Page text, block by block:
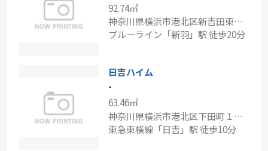
53.60㎡
神奈川県横浜市都筑区茅ケ崎中央
92.74㎡
神奈川県横浜市港北区新吉田東５丁目
ブルーライン「新羽」駅 徒歩20分
日吉ハイム
-
63.46㎡
神奈川県横浜市港北区下田町１丁目
東急東横線「日吉」駅 徒歩10分